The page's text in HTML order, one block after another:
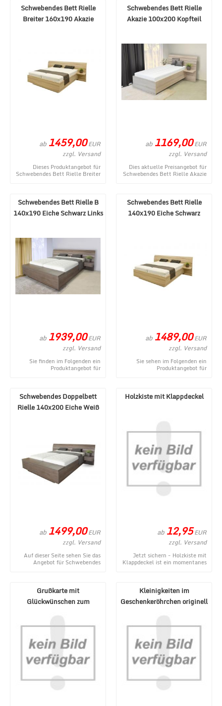
Schwebendes Bett Rielle
Breiter 160x190 Akazie
ab 1459,00EUR
zzgl. Versand
Dieses Produktangebot für
Schwebendes Bett Rielle Breiter
Schwebendes Bett Rielle
Akazie 100x200 Kopfteil
ab 1169,00EUR
zzgl. Versand
Dies aktuelle Preisangebot für
Schwebendes Bett Rielle Akazie
Schwebendes Bett Rielle B
140x190 Eiche Schwarz Links
ab 1939,00EUR
zzgl. Versand
Sie finden im Folgenden ein
Produktangebot für
Schwebendes Bett Rielle
140x190 Eiche Schwarz
ab 1489,00EUR
zzgl. Versand
Sie sehen im Folgenden ein
Produktangebot für
Schwebendes Doppelbett
Rielle 140x200 Eiche Weiß
ab 1499,00EUR
zzgl. Versand
Auf dieser Seite sehen Sie das
Angebot für Schwebendes
Holzkiste mit Klappdeckel
ab 12,95EUR
zzgl. Versand
Jetzt sichern - Holzkiste mit
Klappdeckel ist ein momentanes
Grußkarte mit
Glückwünschen zum
verschiedene ...
Kleinigkeiten im
Geschenkeröhrchen originell